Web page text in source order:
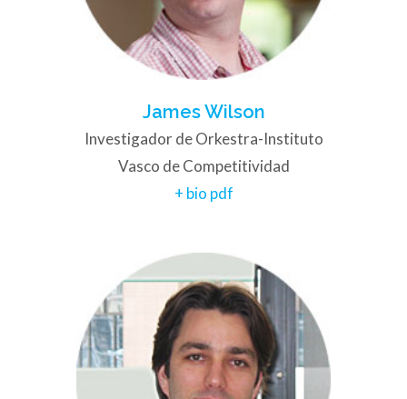
James Wilson
Investigador de Orkestra-Instituto
Vasco de Competitividad
+ bio pdf